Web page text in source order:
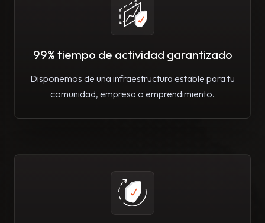
99% tiempo de actividad garantizado
Disponemos de una infraestructura estable para tu
comunidad, empresa o emprendimiento.